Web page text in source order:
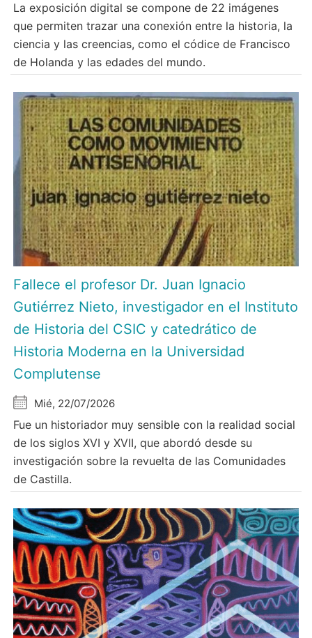
La exposición digital se compone de 22 imágenes
que permiten trazar una conexión entre la historia, la
ciencia y las creencias, como el códice de Francisco
de Holanda y las edades del mundo.
Fallece el profesor Dr. Juan Ignacio
Gutiérrez Nieto, investigador en el Instituto
de Historia del CSIC y catedrático de
Historia Moderna en la Universidad
Complutense
Mié, 22/07/2026
Fue un historiador muy sensible con la realidad social
de los siglos XVI y XVII, que abordó desde su
investigación sobre la revuelta de las Comunidades
de Castilla.